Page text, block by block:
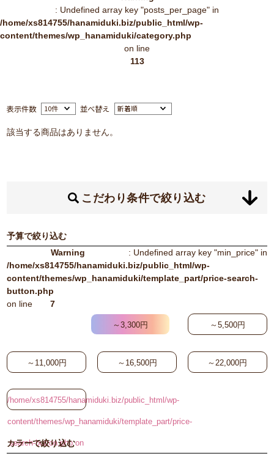
: Undefined array key "posts_per_page" in
/home/xs814755/hanamiduki.biz/public_html/wp-
content/themes/wp_hanamiduki/category.php
on line
113
表示件数 並べ替え
該当する商品はありません。
こだわり条件で絞り込む
予算で絞り込む
Warning
: Undefined array key "min_price" in
/home/xs814755/hanamiduki.biz/public_html/wp-
content/themes/wp_hanamiduki/template_part/price-search-
button.php
on line
7
～3,300円 ～5,500円
～11,000円 ～16,500円 ～22,000円
/home/xs814755/hanamiduki.biz/public_html/wp-
content/themes/wp_hanamiduki/template_part/price-
search-button.php on
カラーで絞り込む